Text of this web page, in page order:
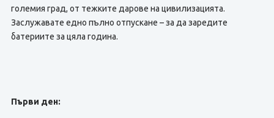
големия град, от тежките дарове на цивилизацията.
Заслужавате едно пълно отпускане – за да заредите
батериите за цяла година.
Първи ден: